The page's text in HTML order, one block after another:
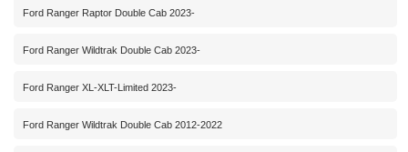
Ford Ranger Raptor Double Cab 2023-
Ford Ranger Wildtrak Double Cab 2023-
Ford Ranger XL-XLT-Limited 2023-
Ford Ranger Wildtrak Double Cab 2012-2022